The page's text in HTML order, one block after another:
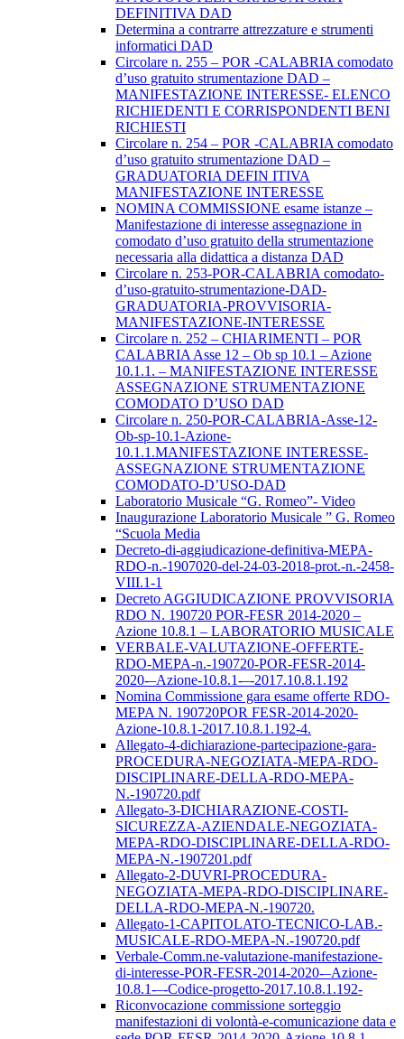
DEFINITIVA DAD
Determina a contrarre attrezzature e strumenti
informatici DAD
Circolare n. 255 – POR -CALABRIA comodato
d’uso gratuito strumentazione DAD –
MANIFESTAZIONE INTERESSE- ELENCO
RICHIEDENTI E CORRISPONDENTI BENI
RICHIESTI
Circolare n. 254 – POR -CALABRIA comodato
d’uso gratuito strumentazione DAD –
GRADUATORIA DEFIN ITIVA
MANIFESTAZIONE INTERESSE
NOMINA COMMISSIONE esame istanze –
Manifestazione di interesse assegnazione in
comodato d’uso gratuito della strumentazione
necessaria alla didattica a distanza DAD
Circolare n. 253-POR-CALABRIA comodato-
d’uso-gratuito-strumentazione-DAD-
GRADUATORIA-PROVVISORIA-
MANIFESTAZIONE-INTERESSE
Circolare n. 252 – CHIARIMENTI – POR
CALABRIA Asse 12 – Ob sp 10.1 – Azione
10.1.1. – MANIFESTAZIONE INTERESSE
ASSEGNAZIONE STRUMENTAZIONE
COMODATO D’USO DAD
Circolare n. 250-POR-CALABRIA-Asse-12-
Ob-sp-10.1-Azione-
10.1.1.MANIFESTAZIONE INTERESSE-
ASSEGNAZIONE STRUMENTAZIONE
COMODATO-D’USO-DAD
Laboratorio Musicale “G. Romeo”- Video
Inaugurazione Laboratorio Musicale ” G. Romeo
“Scuola Media
Decreto-di-aggiudicazione-definitiva-MEPA-
RDO-n.-1907020-del-24-03-2018-prot.-n.-2458-
VIII.1-1
Decreto AGGIUDICAZIONE PROVVISORIA
RDO N. 190720 POR-FESR 2014-2020 –
Azione 10.8.1 – LABORATORIO MUSICALE
VERBALE-VALUTAZIONE-OFFERTE-
RDO-MEPA-n.-190720-POR-FESR-2014-
2020-–Azione-10.8.1-–-2017.10.8.1.192
Nomina Commissione gara esame offerte RDO-
MEPA N. 190720POR FESR-2014-2020-
Azione-10.8.1-2017.10.8.1.192-4.
Allegato-4-dichiarazione-partecipazione-gara-
PROCEDURA-NEGOZIATA-MEPA-RDO-
DISCIPLINARE-DELLA-RDO-MEPA-
N.-190720.pdf
Allegato-3-DICHIARAZIONE-COSTI-
SICUREZZA-AZIENDALE-NEGOZIATA-
MEPA-RDO-DISCIPLINARE-DELLA-RDO-
MEPA-N.-1907201.pdf
Allegato-2-DUVRI-PROCEDURA-
NEGOZIATA-MEPA-RDO-DISCIPLINARE-
DELLA-RDO-MEPA-N.-190720.
Allegato-1-CAPITOLATO-TECNICO-LAB.-
MUSICALE-RDO-MEPA-N.-190720.pdf
Verbale-Comm.ne-valutazione-manifestazione-
di-interesse-POR-FESR-2014-2020-–Azione-
10.8.1-–-Codice-progetto-2017.10.8.1.192-
Riconvocazione commissione sorteggio
manifestazioni di volontà-e-comunicazione data e